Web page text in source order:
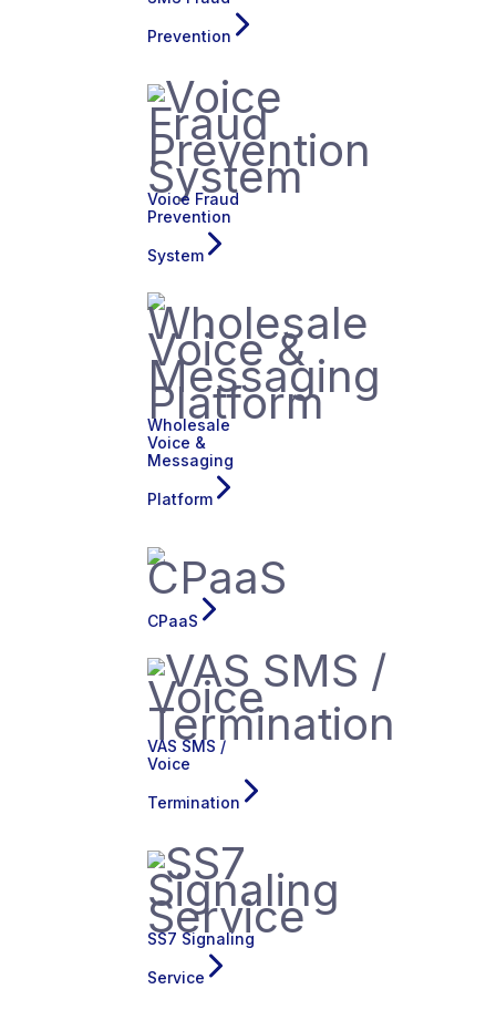
Prevention
Voice Fraud
Prevention
System
Wholesale
Voice &
Messaging
Platform
CPaaS
VAS SMS /
Voice
Termination
SS7 Signaling
Service